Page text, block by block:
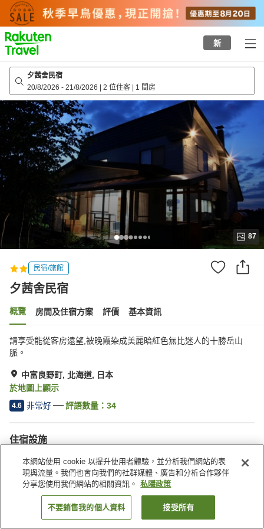
to
top
page
新
夕茜舍民宿
20/8/2026 - 21/8/2026 | 2 位住客 | 1 間房
87
民宿/旅館
夕茜舍民宿
概覽 房間及住宿方案 評價 基本資訊
請享受能從客房遠望,被晚霞染成美麗暗紅色無比迷人的十勝岳山
脈。
中富良野町, 北海道, 日本
於地圖上顯示
4.6 非常好 評語數量： 34
住宿設施
Wi-Fi
公共浴室
免費停車場
收費洗衣房
找客房
本網站使用 cookie 以提升使用者體驗，並分析我們網站的表
現與流量。我們也會向我們的社群媒體、廣告和分析合作夥伴
分享您使用我們網站的相關資訊。
私隱政策
不要銷售我的個人資料 接受所有